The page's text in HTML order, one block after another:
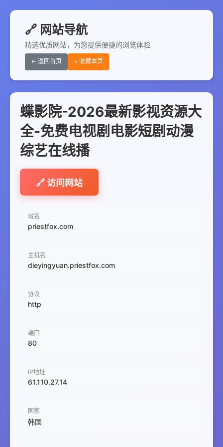
🔗 网站导航
精选优质网站，为您提供便捷的浏览体验
← 返回首页 ⭐ 收藏本页
蝶影院-2026最新影视资源大
全-免费电视剧电影短剧动漫
综艺在线播
🔗 访问网站
域名
priestfox.com
主机名
dieyingyuan.priestfox.com
协议
http
端口
80
IP地址
61.110.27.14
国家
韩国